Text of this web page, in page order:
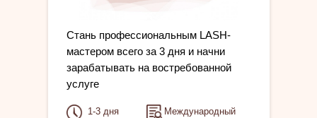
Cтань профессиональным LASH-
мастером всего за 3 дня и начни
зарабатывать на востребованной
услуге
Международный
1-3 дня